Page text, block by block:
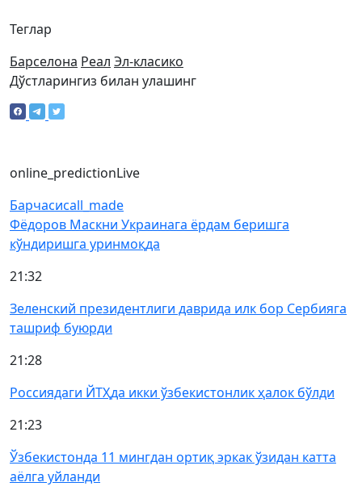
Теглар
Барселона Реал Эл-класико
Дўстларингиз билан улашинг
online_predictionLive
Барчасиcall_made
Фёдоров Маскни Украинага ёрдам беришга
кўндиришга уринмоқда
21:32
Зеленский президентлиги даврида илк бор Сербияга
ташриф буюрди
21:28
Россиядаги ЙТҲда икки ўзбекистонлик ҳалок бўлди
21:23
Ўзбекистонда 11 мингдан ортиқ эркак ўзидан катта
аёлга уйланди